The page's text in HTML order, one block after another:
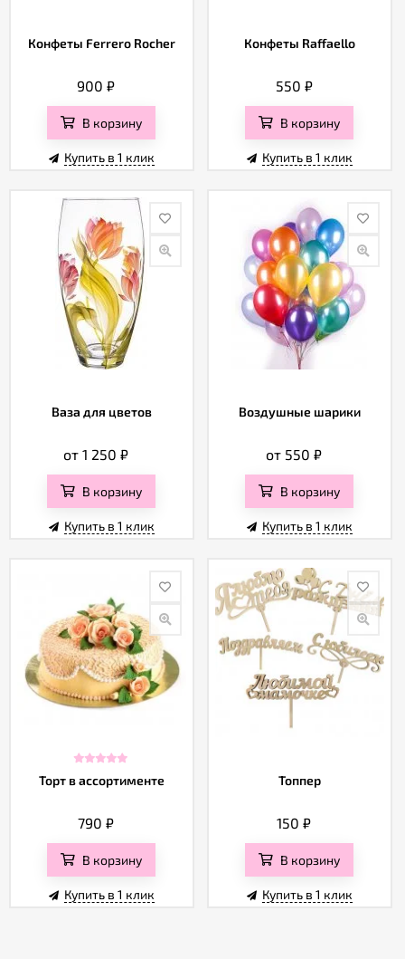
Конфеты Ferrero Rocher
900₽
В корзину
Купить в 1 клик
Конфеты Raffaello
550 ₽
В корзину
Купить в 1 клик
Ваза для цветов
от 1 250₽
В корзину
Купить в 1 клик
Воздушные шарики
от 550₽
В корзину
Купить в 1 клик
Торт в ассортименте
790₽
В корзину
Купить в 1 клик
Топпер
150₽
В корзину
Купить в 1 клик